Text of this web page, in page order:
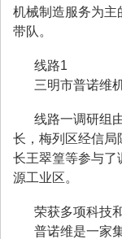
机械制造服务为主
带队。
线路1
三明市普诺维
线路一调研组
长，梅列区经信局
长王翠篁等参与了
源工业区。
荣获多项科技
普诺维是一家